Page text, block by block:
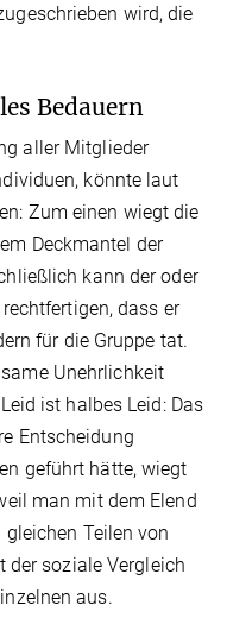
wird, die
Bedauern
aller Mitglieder
könnte laut
Zum einen wiegt die
Deckmantel der
kann der oder
dass er
für die Gruppe tat.
Unehrlichkeit
ist halbes Leid: Das
Entscheidung
geführt hätte, wiegt
man mit dem Elend
Teilen von
der soziale Vergleich
aus.